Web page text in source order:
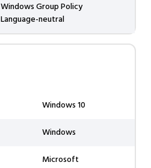
Windows Group Policy
Language-neutral
Windows 10
Windows
Microsoft